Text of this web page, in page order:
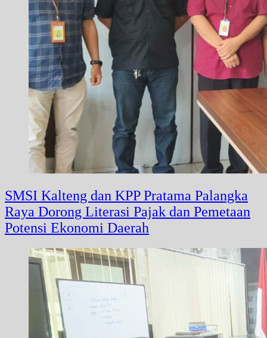
SMSI Kalteng dan KPP Pratama Palangka
Raya Dorong Literasi Pajak dan Pemetaan
Potensi Ekonomi Daerah